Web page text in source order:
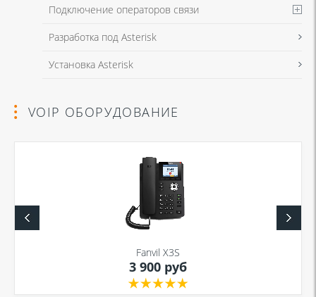
Подключение операторов связи
Разработка под Asterisk
Установка Asterisk
VOIP ОБОРУДОВАНИЕ
Fanvil X3S
3 900 руб